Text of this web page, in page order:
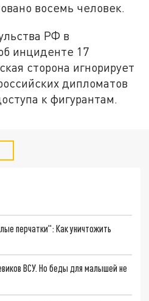
восемь человек.
РФ в
инциденте 17
сторона игнорирует
дипломатов
к фигурантам.
перчатки": Как уничтожить
ВСУ. Но беды для малышей не